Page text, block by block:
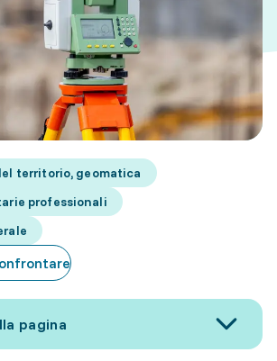
territorio, geomatica
professionali
pagina